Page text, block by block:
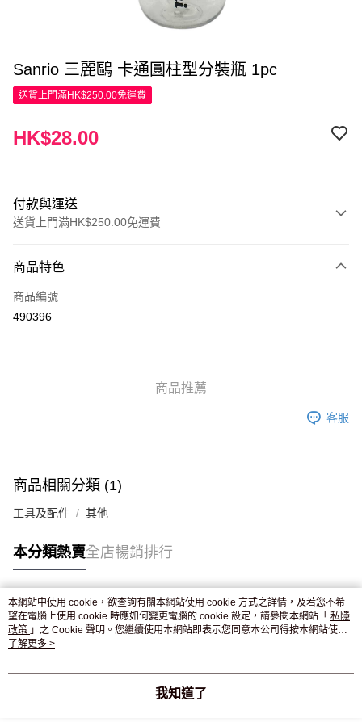
Sanrio 三麗鷗 卡通圓柱型分裝瓶 1pc
送貨上門滿HK$250.00免運費
HK$28.00
付款與運送
送貨上門滿HK$250.00免運費
信用卡
Apple Pay
商品特色
商品編號
490396
商品推薦
客服
商品相關分類 (1)
工具及配件 其他
本分類熱賣全店暢銷排行
熱門標籤
熱銷排行
本網站中使用 cookie，欲查詢有關本網站使用 cookie 方式之詳情，及若您不希
望在電腦上使用 cookie 時應如何變更電腦的 cookie 設定，請參閱本網站「 私隱
政策 」之 Cookie 聲明。您繼續使用本網站即表示您同意本公司得按本網站使用
條款之 Cookie 聲明使用 cookie。
了解更多 >
我知道了